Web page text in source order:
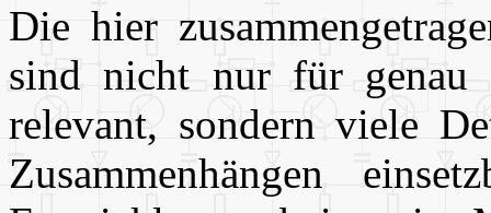
Die hier
sind nicht nur für genau
relevant, sondern viele
Zusammenhängen